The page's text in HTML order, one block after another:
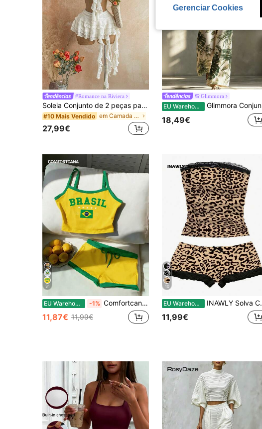
#Romance na Riviera
Soleia Conjunto de 2 peças para mulher, top bandeau com folhos e decoração de estrela-do-mar em metal, cor lisa, e minissaia com folhos, moda para encontros
#10 Mais Vendido em Camada em camadas Mulheres Coordenadas
27,99€
Glimmora
EU Warehouse Glimmora Conjunto de 2 peças com top de decote assimétrico e calças perna larga, estampado de plantas verdes, estilo vintage boémio de férias, roupa casual de verão para viagem para mulher
18,49€
31
EU Warehouse -1% Comfortcana Conjunto feminino de verão com blusa cropped e shorts estampados com letras coloridas da bandeira do Brasil
11,87€ 11,99€
10
EU Warehouse INAWLY Solva Conjunto feminino sexy de duas peças com estampa de leopardo, top de alcinha com detalhes em renda e shorts, ideal para o verão.
11,99€
Gerenciar Cookies